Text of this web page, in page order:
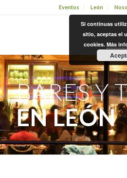
Eventos León
BARES Y
EN LEÓN
Si continuas
sitio, aceptas el
cookies. Más